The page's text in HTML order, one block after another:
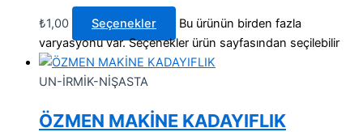
₺1,00 Seçenekler
Bu ürünün birden fazla
varyasyonu var. Seçenekler ürün sayfasından seçilebilir
UN-İRMİK-NİŞASTA
ÖZMEN MAKİNE KADAYIFLIK